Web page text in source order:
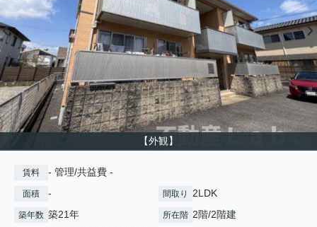
【外観】
賃料 - 管理/共益費 -
面積 - 間取り 2LDK
築年数 築21年 所在階 2階/2階建